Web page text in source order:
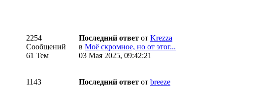
2254
Сообщений
61 Тем
Последний ответ от Krezza
в Моё скромное, но от этог...
03 Мая 2025, 09:42:21
1143
Последний ответ от breeze